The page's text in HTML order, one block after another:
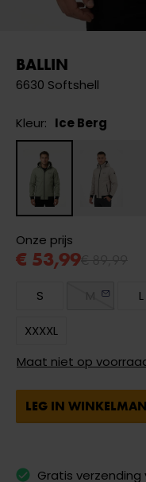
BALLIN
6630 Softshell
Kleur: Ice Berg
Onze prijs
€ 53,99
S L
XXXXL
Maat niet op
LEG IN
Gratis verzending